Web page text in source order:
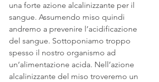
una forte azione alcalinizzante per il
sangue. Assumendo miso quindi
andremo a prevenire l’acidificazione
del sangue. Sottoponiamo troppo
spesso il nostro organismo ad
un’alimentazione acida. Nell’azione
alcalinizzante del miso troveremo un